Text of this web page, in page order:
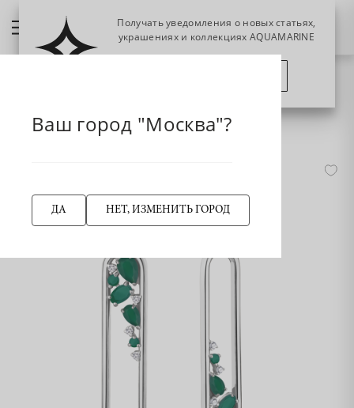
4778509А Серьги из Серебра с агатами, фианитами
Ваш город "Москва"?
ДА НЕТ, ИЗМЕНИТЬ ГОРОД
Получать уведомления о новых статьях,
украшениях и коллекциях AQUAMARINE